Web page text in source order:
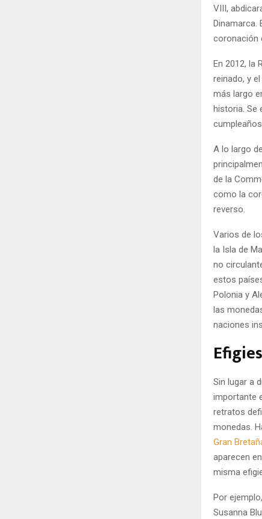
VIII,
Dinamarca.
coronación
En 2012, la
reinado, y
más largo
historia. Se
A lo largo
de la
como la
reverso.
Varios de
la Isla de
no
estos
Polonia y
las
naciones
Sin lugar a
importante
retratos
monedas.
Gran
aparecen
misma
Por
Susanna